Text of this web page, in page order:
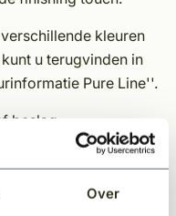
Over
kleuren
u terugvinden in
Pure Line''.
beslag:
leverbaar